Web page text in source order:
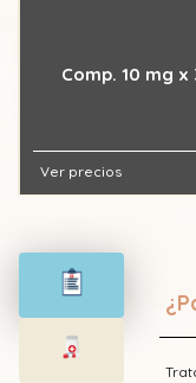
Comp. 10 mg x
Ver precios